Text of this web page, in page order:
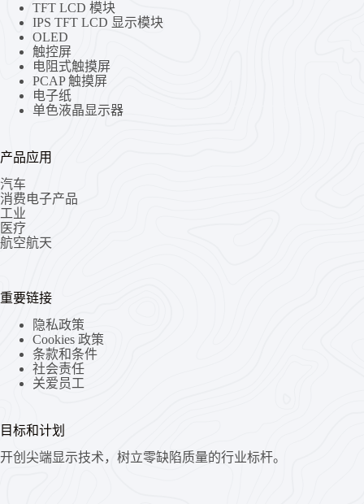
TFT LCD 模块
IPS TFT LCD 显示模块
OLED
触控屏
电阻式触摸屏
PCAP 触摸屏
电子纸
单色液晶显示器
产品应用
汽车
消费电子产品
工业
医疗
航空航天
重要链接
隐私政策
Cookies 政策
条款和条件
社会责任
关爱员工
目标和计划
开创尖端显示技术，树立零缺陷质量的行业标杆。